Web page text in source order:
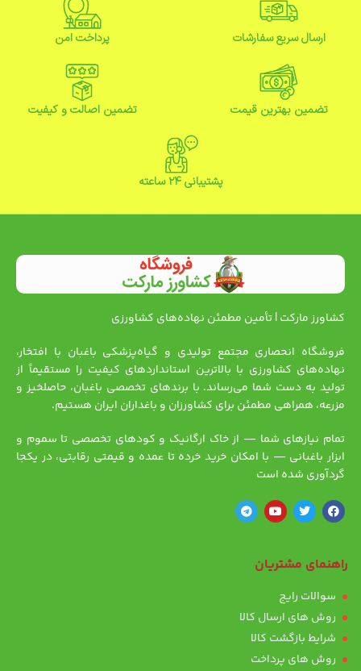
ارسال سریع سفارشات پرداخت امن
تضمین بهترین قیمت تضمین اصالت و کیفیت
پشتیبانی ۲۴ ساعته
کشاورز مارکت | تأمین مطمئن نهاده‌های کشاورزی
فروشگاه انحصاری مجتمع تولیدی و گیاه‌پزشکی باغبان با افتخار،
نهاده‌های کشاورزی با بالاترین استانداردهای کیفیت را مستقیماً از
تولید به دست شما می‌رساند. با برندهای تخصصی باغبان، حاصلخیز و
مزرعه، همراهی مطمئن برای کشاورزان و باغداران ایران هستیم.
تمام نیازهای شما — از خاک ارگانیک و کودهای تخصصی تا سموم و
ابزار باغبانی — با امکان خرید خرده تا عمده و قیمتی رقابتی، در یکجا
گردآوری شده است
راهنمای مشتریان
سوالات رایج
روش های ارسال کالا
شرایط بازگشت کالا
روش های پرداخت